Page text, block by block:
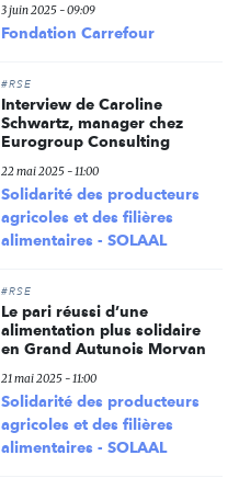
3 juin 2025 - 09:09
Fondation Carrefour
#RSE
Interview de Caroline
Schwartz, manager chez
Eurogroup Consulting
22 mai 2025 - 11:00
Solidarité des producteurs
agricoles et des filières
alimentaires - SOLAAL
#RSE
Le pari réussi d’une
alimentation plus solidaire
en Grand Autunois Morvan
21 mai 2025 - 11:00
Solidarité des producteurs
agricoles et des filières
alimentaires - SOLAAL